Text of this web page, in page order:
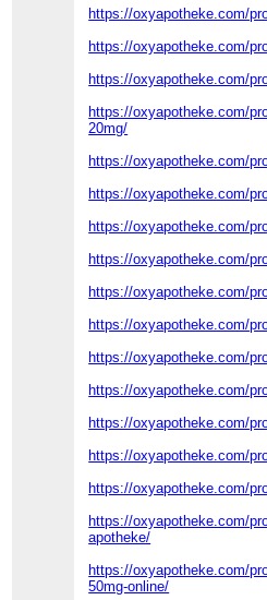
https://oxyapotheke.com/
https://oxyapotheke.com/
https://oxyapotheke.com/
https://oxyapotheke.com/
20mg/
https://oxyapotheke.com/
https://oxyapotheke.com/
https://oxyapotheke.com/
https://oxyapotheke.com/
https://oxyapotheke.com/
https://oxyapotheke.com/
https://oxyapotheke.com/
https://oxyapotheke.com/
https://oxyapotheke.com/
https://oxyapotheke.com/
https://oxyapotheke.com/
https://oxyapotheke.com/
apotheke/
https://oxyapotheke.com/
50mg-online/